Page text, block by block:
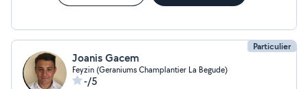
Particulier
Joanis Gacem
Feyzin (Geraniums Champlantier La Begude)
-/5